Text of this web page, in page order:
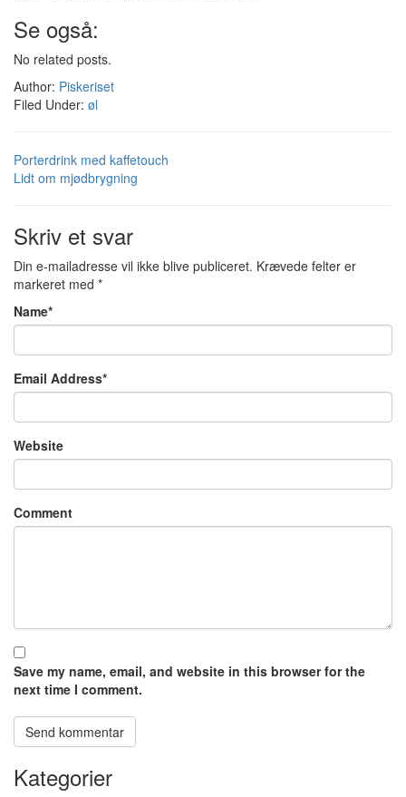
Se også:
No related posts.
Author: Piskeriset
Filed Under: øl
Porterdrink med kaffetouch
Lidt om mjødbrygning
Skriv et svar
Din e-mailadresse vil ikke blive publiceret. Krævede felter er
markeret med *
Name*
Email Address*
Website
Comment
Save my name, email, and website in this browser for the
next time I comment.
Kategorier